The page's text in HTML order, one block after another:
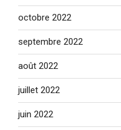
octobre 2022
septembre 2022
août 2022
juillet 2022
juin 2022